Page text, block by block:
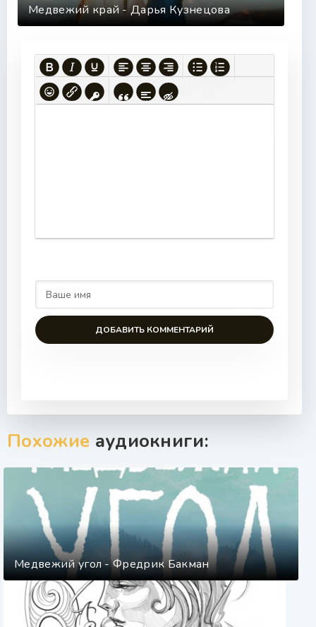
Медвежий край - Дарья Кузнецова
ДОБАВИТЬ КОММЕНТАРИЙ
Похожие аудиокниги:
Медвежий угол - Фредрик Бакман